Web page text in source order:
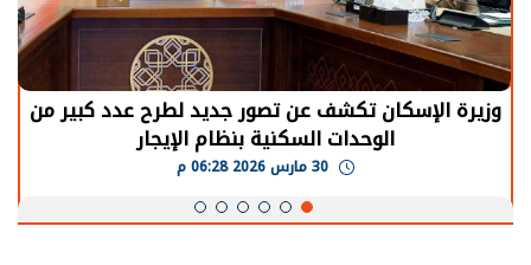
الإسكان تكشف عن تصور جديد لطرح عدد كبير من
الوحدات السكنية بنظام الإيجار